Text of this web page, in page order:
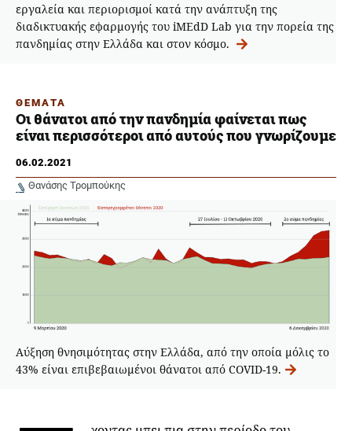
εργαλεία και περιορισμοί κατά την ανάπτυξη της
διαδικτυακής εφαρμογής του iMEdD Lab για την πορεία της
πανδημίας στην Ελλάδα και στον κόσμο.
ΘΕΜΑΤΑ
Οι θάνατοι από την πανδημία φαίνεται πως
είναι περισσότεροι από αυτούς που γνωρίζουμε
06.02.2021
Θανάσης Τρομπούκης
Αύξηση θνησιμότητας στην Ελλάδα, από την οποία μόλις το
43% είναι επιβεβαιωμένοι θάνατοι από COVID-19.